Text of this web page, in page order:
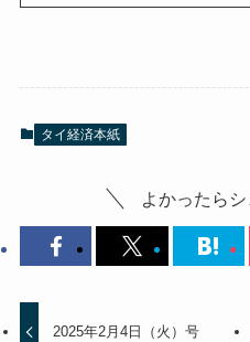
タイ経済本紙
よかったらシ
2025年2月4日（火）号